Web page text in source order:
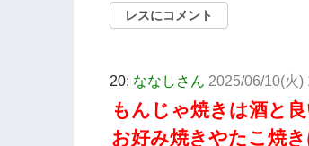
レスにコメント
20: ななしさん 2025/06/10(火)
もんじゃ焼きは酒と
お好み焼きやたこ焼